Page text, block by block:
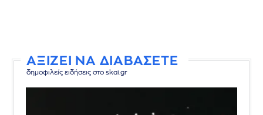
ΑΞΙΖΕΙ ΝΑ ΔΙΑΒΑΣΕΤΕ
δημοφιλείς ειδήσεις στο skai.gr